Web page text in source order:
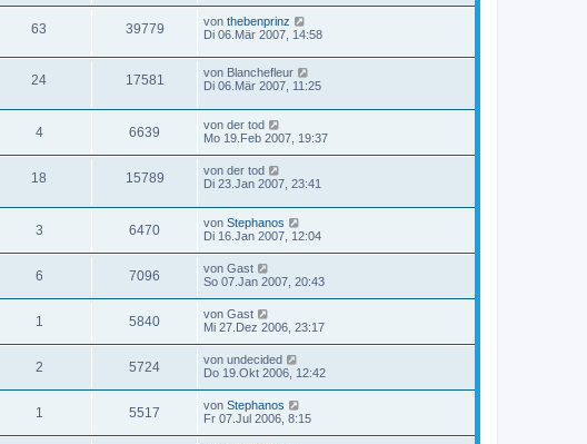
63 39779 von thebenprinz
Di 06.Mär 2007, 14:58
24 17581 von Blanchefleur
Di 06.Mär 2007, 11:25
4 6639 von der tod
Mo 19.Feb 2007, 19:37
18 15789 von der tod
Di 23.Jan 2007, 23:41
3 6470 von Stephanos
Di 16.Jan 2007, 12:04
6 7096 von Gast
So 07.Jan 2007, 20:43
1 5840 von Gast
Mi 27.Dez 2006, 23:17
2 5724 von undecided
Do 19.Okt 2006, 12:42
1 5517 von Stephanos
Fr 07.Jul 2006, 8:15